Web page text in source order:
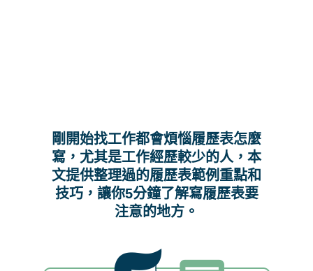
剛開始找工作都會煩惱履歷表怎麼
寫，尤其是工作經歷較少的人，本
文提供整理過的履歷表範例重點和
技巧，讓你5分鐘了解寫履歷表要
注意的地方。